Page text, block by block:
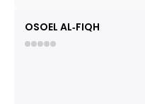
OSOEL AL‐FIQH